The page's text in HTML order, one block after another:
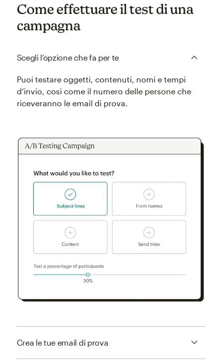
Come effettuare il test di una
campagna
Scegli l’opzione che fa per te
Puoi testare oggetti, contenuti, nomi e tempi
d’invio, così come il numero delle persone che
riceveranno le email di prova.
Crea le tue email di prova